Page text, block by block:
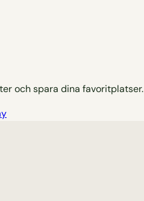
och spara dina favoritplatser.